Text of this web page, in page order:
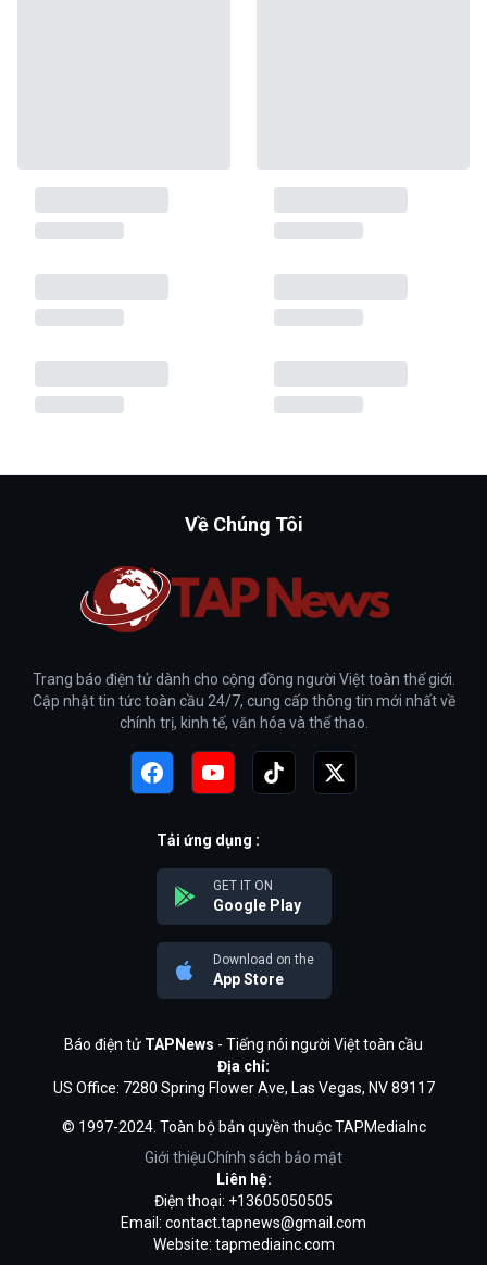
Về Chúng Tôi
Trang báo điện tử dành cho cộng đồng người Việt toàn thế giới.
Cập nhật tin tức toàn cầu 24/7, cung cấp thông tin mới nhất về
chính trị, kinh tế, văn hóa và thể thao.
Tải ứng dụng :
GET IT ON
Google Play
Download on the
App Store
Báo điện tử TAPNews - Tiếng nói người Việt toàn cầu
Địa chỉ:
US Office: 7280 Spring Flower Ave, Las Vegas, NV 89117
© 1997-2024. Toàn bộ bản quyền thuộc TAPMediaInc
Giới thiệuChính sách bảo mật
Liên hệ:
Điện thoại: +13605050505
Email: contact.tapnews@gmail.com
Website: tapmediainc.com